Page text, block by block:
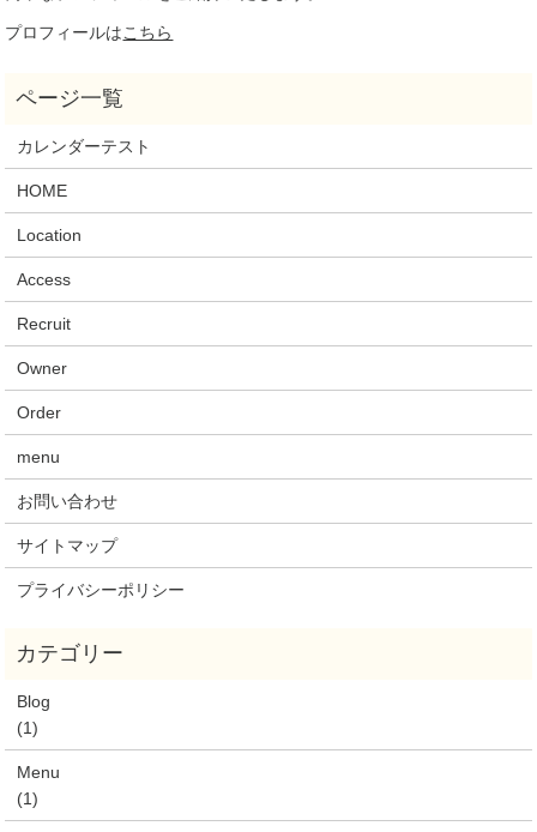
プロフィールはこちら
カレンダーテスト
HOME
Location
Access
Recruit
Owner
Order
menu
お問い合わせ
サイトマップ
プライバシーポリシー
Blog
(1)
Menu
(1)